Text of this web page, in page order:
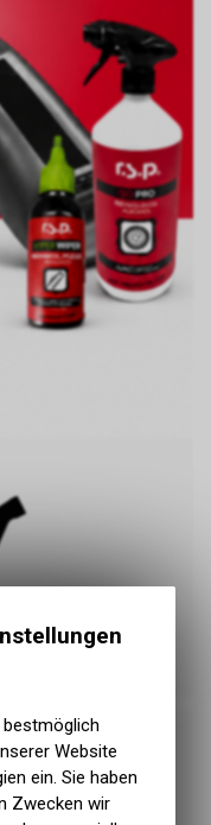
bestmöglich
Website
ein. Sie haben
Zwecken wir